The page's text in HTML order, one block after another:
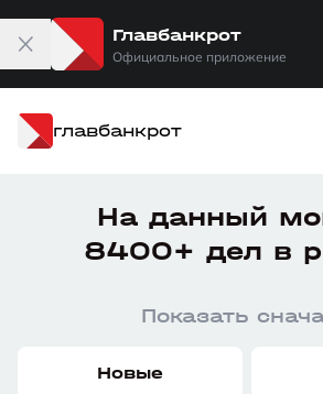
Главбанкрот
Официальное приложение
главбанкрот
На данный
8400+ дел в
Показать
Новые